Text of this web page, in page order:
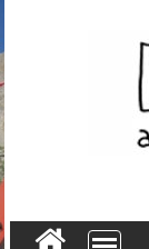
content